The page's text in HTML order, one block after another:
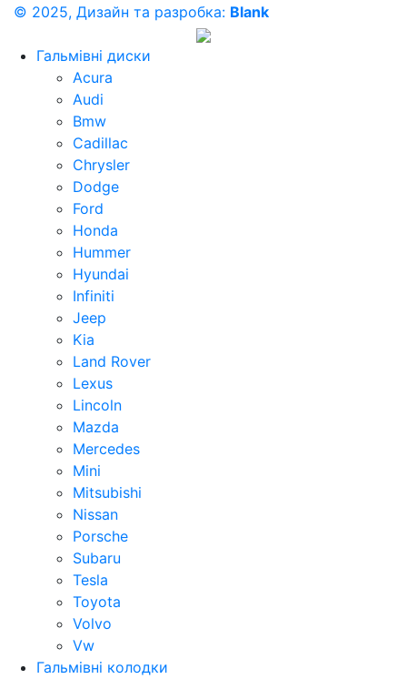
© 2025, Дизайн та разробка: Blank
Гальмівні диски
Acura
Audi
Bmw
Cadillac
Chrysler
Dodge
Ford
Honda
Hummer
Hyundai
Infiniti
Jeep
Kia
Land Rover
Lexus
Lincoln
Mazda
Mercedes
Mini
Mitsubishi
Nissan
Porsche
Subaru
Tesla
Toyota
Volvo
Vw
Гальмівні колодки